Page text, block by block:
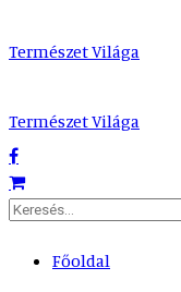
Természet Világa
Természet Világa
Főoldal